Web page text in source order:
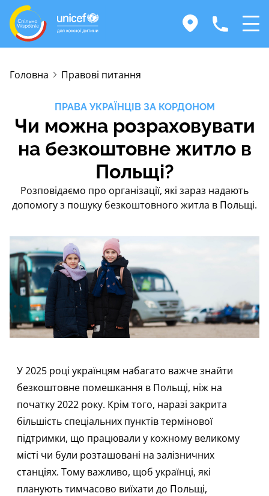
Головна Правові питання
ПРАВА УКРАЇНЦІВ ЗА КОРДОНОМ
Чи можна розраховувати
на безкоштовне житло в
Польщі?
Розповідаємо про організації, які зараз надають
допомогу з пошуку безкоштовного житла в Польщі.
У 2025 році українцям набагато важче знайти
безкоштовне помешкання в Польщі, ніж на
початку 2022 року. Крім того, наразі закрита
більшість спеціальних пунктів термінової
підтримки, що працювали у кожному великому
місті чи були розташовані на залізничних
станціях. Тому важливо, щоб українці, які
планують тимчасово виїхати до Польщі,